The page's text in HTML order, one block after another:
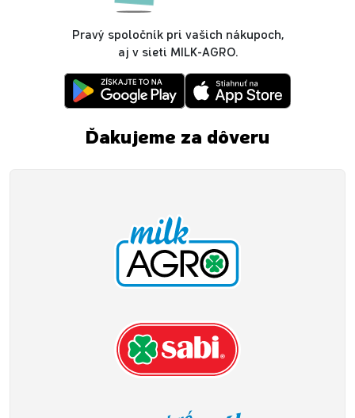
Pravý spoločník pri vašich nákupoch,
aj v sieti MILK-AGRO.
Ďakujeme za dôveru